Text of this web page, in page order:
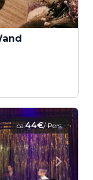
ca.44€/ Pers.